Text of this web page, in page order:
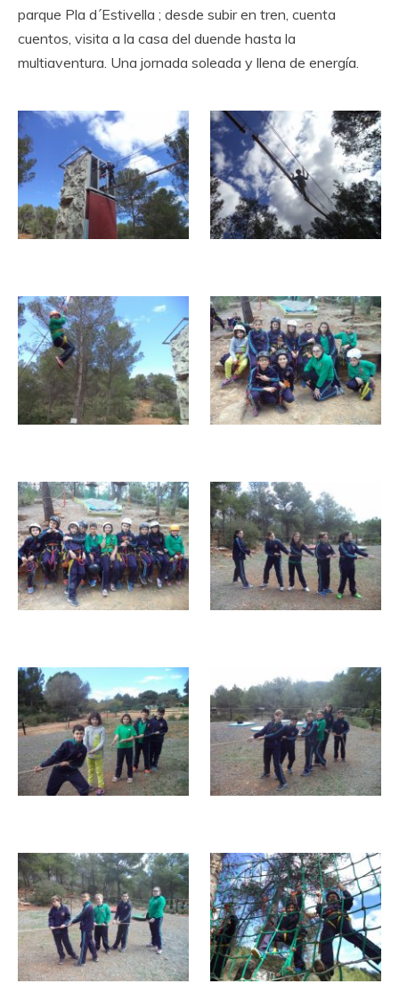
parque Pla d´Estivella ; desde subir en tren, cuenta
cuentos, visita a la casa del duende hasta la
multiaventura. Una jornada soleada y llena de energía.